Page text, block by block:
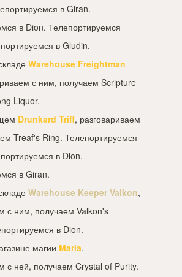
в Giran.
в Dion. Телепортируемся
в Gludin.
Warehouse Freightman
с ним, получаем Scripture
Liquor.
Drunkard Triff, разговариваем
Treaf's Ring. Телепортируемся
в Dion.
в Giran.
Warehouse Keeper Valkon,
с ним, получаем Valkon's
в Dion.
магии Maria,
с ней, получаем Crystal of Purity.